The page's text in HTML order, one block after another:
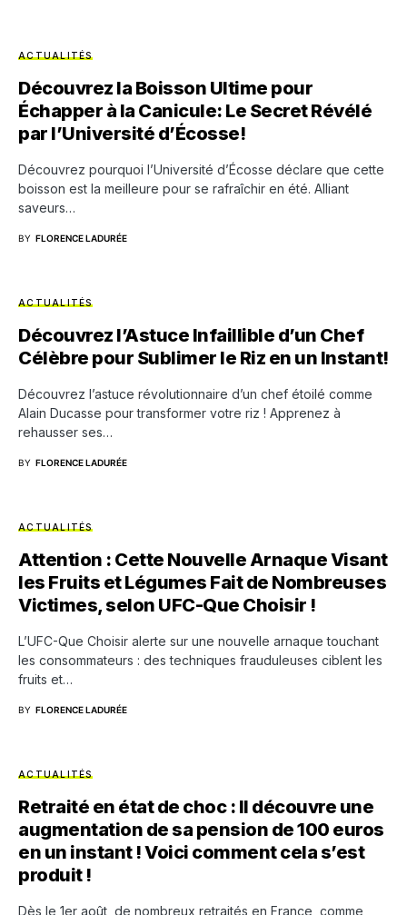
ACTUALITÉS
Découvrez la Boisson Ultime pour
Échapper à la Canicule: Le Secret Révélé
par l’Université d’Écosse!
Découvrez pourquoi l’Université d’Écosse déclare que cette
boisson est la meilleure pour se rafraîchir en été. Alliant
saveurs…
BY FLORENCE LADURÉE
ACTUALITÉS
Découvrez l’Astuce Infaillible d’un Chef
Célèbre pour Sublimer le Riz en un Instant!
Découvrez l’astuce révolutionnaire d’un chef étoilé comme
Alain Ducasse pour transformer votre riz ! Apprenez à
rehausser ses…
BY FLORENCE LADURÉE
ACTUALITÉS
Attention : Cette Nouvelle Arnaque Visant
les Fruits et Légumes Fait de Nombreuses
Victimes, selon UFC-Que Choisir !
L’UFC-Que Choisir alerte sur une nouvelle arnaque touchant
les consommateurs : des techniques frauduleuses ciblent les
fruits et…
BY FLORENCE LADURÉE
ACTUALITÉS
Retraité en état de choc : Il découvre une
augmentation de sa pension de 100 euros
en un instant ! Voici comment cela s’est
produit !
Dès le 1er août, de nombreux retraités en France, comme